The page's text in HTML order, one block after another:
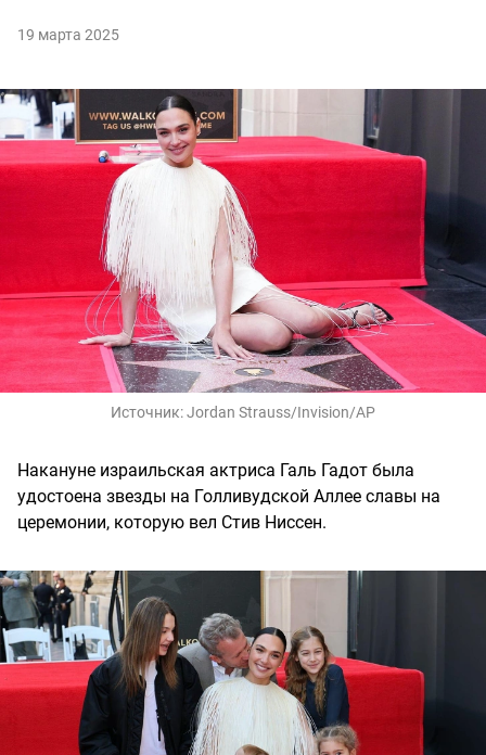
19 марта 2025
Источник:Jordan Strauss/Invision/AP
Накануне израильская актриса Галь Гадот была
удостоена звезды на Голливудской Аллее славы на
церемонии, которую вел Стив Ниссен.